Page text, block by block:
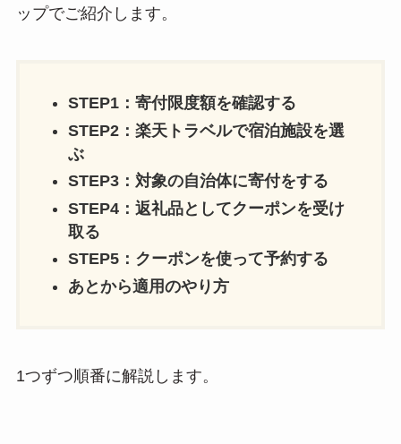
ップでご紹介します。
STEP1：寄付限度額を確認する
STEP2：楽天トラベルで宿泊施設を選
ぶ
STEP3：対象の自治体に寄付をする
STEP4：返礼品としてクーポンを受け
取る
STEP5：クーポンを使って予約する
あとから適用のやり方
1つずつ順番に解説します。